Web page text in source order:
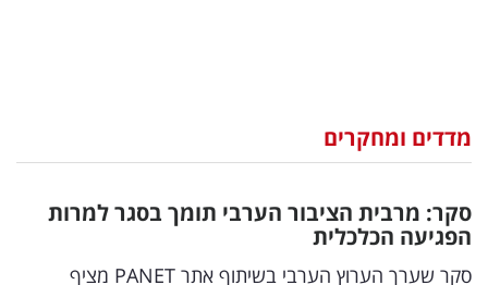
וצרכנות
דיגיטל
וטק
מדדים ומחקרים
סקר: מרבית הציבור הערבי תומך בסגר למרות
הפגיעה הכלכלית
סקר שערך הערוץ הערבי בשיתוף אתר PANET מציף